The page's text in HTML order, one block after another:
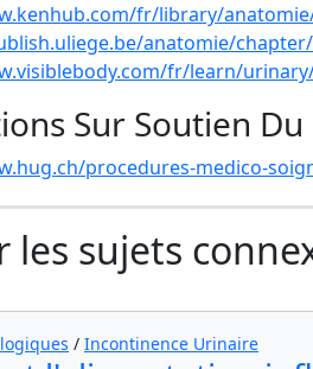
fr/library/
anatomie/
fr/learn/
Sur Soutien
procedures-medico-
les sujets
/ Incontinence Urinaire